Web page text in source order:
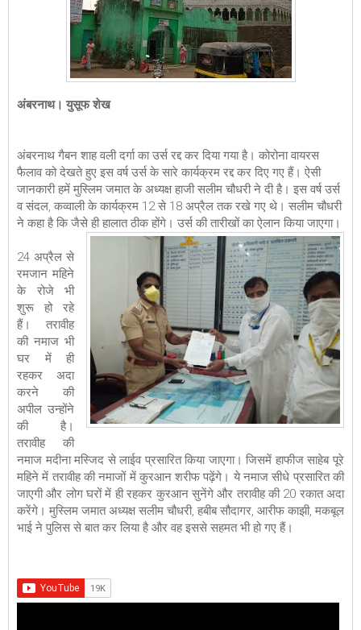
अंबरनाथ। युसूफ शेख
अंबरनाथ गैबन शाह वली दर्गा का उर्स रद्द कर दिया गया है। कोरोना वायरस
फैलाव को देखते हुए इस वर्ष उर्स के सारे कार्यक्रम रद्द कर दिए गए हैं। ऐसी
जानकारी हमें मुस्लिम जमात के अध्यक्ष हाजी सलीम चौधरी ने दी है। इस वर्ष उर्स
व संदल, कव्वाली के कार्यक्रम 12 से 18 अप्रैल तक रखे गए थे। सलीम चौधरी
ने कहा है कि जैसे ही हालात ठीक होंगे। उर्स की तारीखों का ऐलान किया जाएगा।
24 अप्रैल से
रमजान महिने
के रोजे भी
शुरू हो रहे
हैं। तरावीह
की नमाज भी
घर में ही
रहकर अदा
करने की
अपील उन्होंने
की है।
तरावीह की
नमाज मदीना मस्जिद से लाईव प्रसारित किया जाएगा। जिसमें हाफीज साहेब पूरे
महिने में तरावीह की नमाजों में कुरआन शरीफ पढ़ेंगे। ये नमाज सीधे प्रसारित की
जाएगी और लोग घरों में ही रहकर कुरआन सुनेंगे और तरावीह की 20 रकात अदा
करेंगे। मुस्लिम जमात अध्यक्ष सलीम चौधरी, हबीब सौदागर, आरीफ काझी, मकबूल
भाई ने पुलिस से बात कर लिया है और वह इससे सहमत भी हो गए हैं।